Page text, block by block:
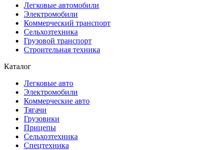
Легковые автомобили
Электромобили
Коммерческий транспорт
Сельхозтехника
Грузовой транспорт
Строительная техника
Каталог
Легковые авто
Электромобили
Коммерческие авто
Тягачи
Грузовики
Прицепы
Сельхозтехника
Спецтехника